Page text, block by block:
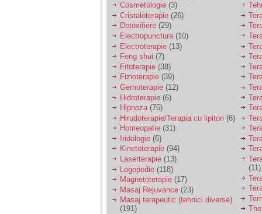
Cosmetologie (3)
Cristaloterapie (26)
Detoxifiere (29)
Electropunctura (10)
Electroterapie (13)
Feng shui (7)
Fitoterapie (38)
Fizioterapie (39)
Gemoterapie (12)
Hidroterapie (6)
Hipnoza(75)
Hirudoterapie/Terapia cu lipitori (6)
Homeopatie (31)
Iridologie (6)
Kinetoterapie (94)
Laserterapie (13)
Logopedie (118)
Magnetoterapie (17)
Masaj Rejuvance (23)
Masaj terapeutic (tehnici diverse)
(191)
(11)